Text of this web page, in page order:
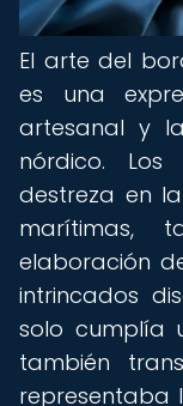
El arte del
es una
artesanal y
nórdico.
destreza en
marítimas,
elaboración
intrincados
solo cumplía
también
representaba